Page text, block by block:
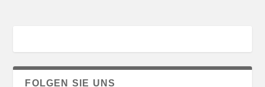
FOLGEN SIE UNS